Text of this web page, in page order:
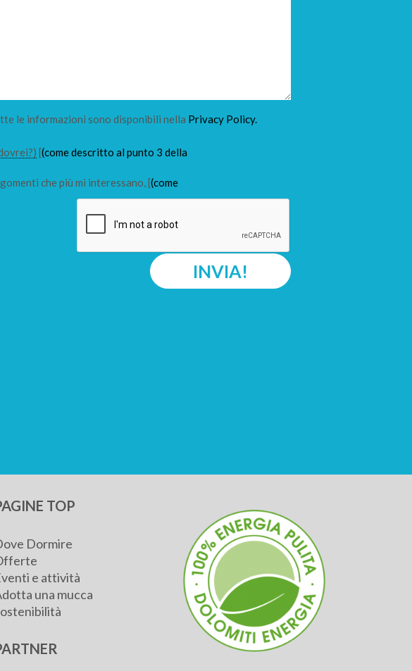
le informazioni sono disponibili nella Privacy Policy.
[(come descritto al punto 3 della
che più mi interessano, [(come
INVIA!
TOP
Dormire
e attività
una mucca